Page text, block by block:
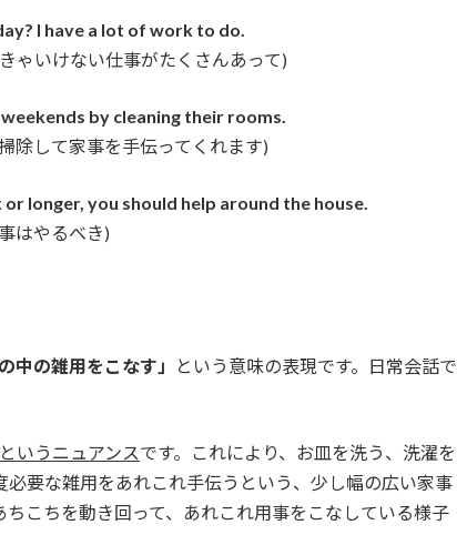
I have a lot of work to do.
ゃいけない仕事がたくさんあって)
by cleaning their rooms.
除して家事を手伝ってくれます)
longer, you should help around the house.
はやるべき)
中の雑用をこなす」
という意味の表現です。日常会話で
いうニュアンス です。これにより、お皿を洗う、洗濯を
要な雑用をあれこれ手伝うという、少し幅の広い家事
こちを動き回って、あれこれ用事をこなしている様子